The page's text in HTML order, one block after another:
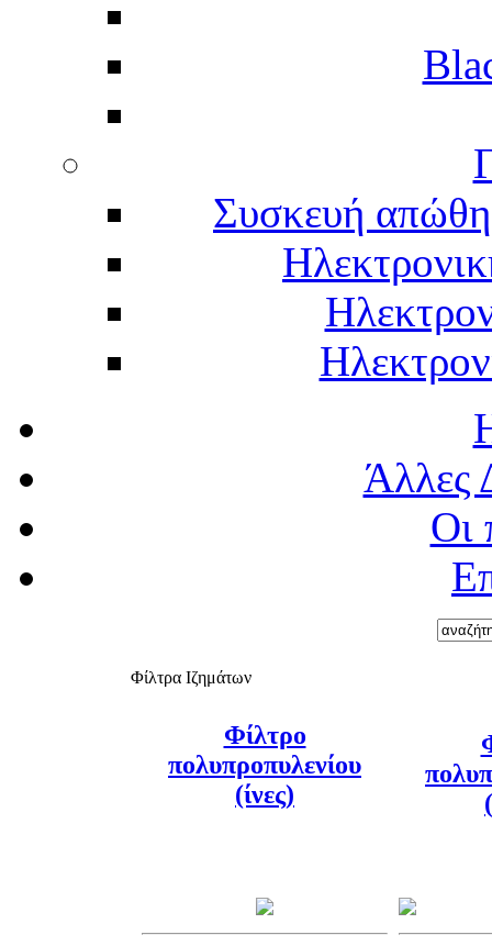
Συσκευή
Άλλες
Οι
Φίλτρα Ιζημάτων
Φίλτρο
πολυπροπυλενίου
(ίνες)